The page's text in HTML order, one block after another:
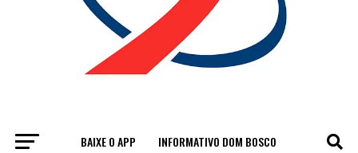
BAIXE O APP INFORMATIVO DOM BOSCO
IGREJA